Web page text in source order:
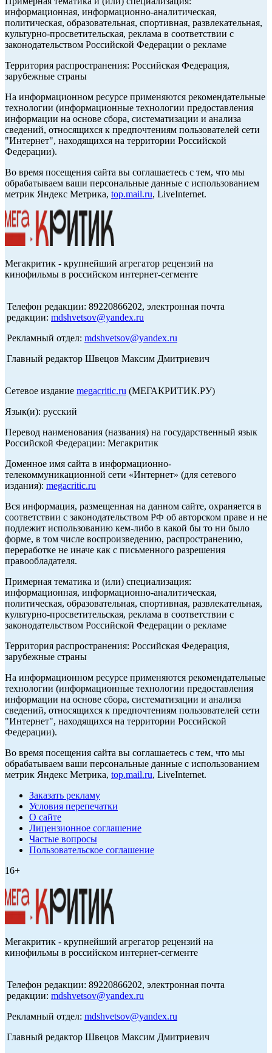
информационная, информационно-аналитическая,
политическая, образовательная, спортивная, развлекательная,
культурно-просветительская, реклама в соответствии с
законодательством Российской Федерации о рекламе
Территория распространения: Российская Федерация,
зарубежные страны
На информационном ресурсе применяются рекомендательные
технологии (информационные технологии предоставления
информации на основе сбора, систематизации и анализа
сведений, относящихся к предпочтениям пользователей сети
"Интернет", находящихся на территории Российской
Федерации).
Во время посещения сайта вы соглашаетесь с тем, что мы
обрабатываем ваши персональные данные с использованием
метрик Яндекс Метрика, top.mail.ru, LiveInternet.
Мегакритик - крупнейший агрегатор рецензий на
кинофильмы в российском интернет-сегменте
Телефон редакции: 89220866202, электронная почта
редакции: mdshvetsov@yandex.ru
Рекламный отдел: mdshvetsov@yandex.ru
Главный редактор Швецов Максим Дмитриевич
Сетевое издание megacritic.ru (МЕГАКРИТИК.РУ)
Язык(и): русский
Перевод наименования (названия) на государственный язык
Российской Федерации: Мегакритик
Доменное имя сайта в информационно-
телекоммуникационной сети «Интернет» (для сетевого
издания): megacritic.ru
Вся информация, размещенная на данном сайте, охраняется в
соответствии с законодательством РФ об авторском праве и не
подлежит использованию кем-либо в какой бы то ни было
форме, в том числе воспроизведению, распространению,
переработке не иначе как с письменного разрешения
правообладателя.
Примерная тематика и (или) специализация:
информационная, информационно-аналитическая,
политическая, образовательная, спортивная, развлекательная,
культурно-просветительская, реклама в соответствии с
законодательством Российской Федерации о рекламе
Территория распространения: Российская Федерация,
зарубежные страны
На информационном ресурсе применяются рекомендательные
технологии (информационные технологии предоставления
информации на основе сбора, систематизации и анализа
сведений, относящихся к предпочтениям пользователей сети
"Интернет", находящихся на территории Российской
Федерации).
Во время посещения сайта вы соглашаетесь с тем, что мы
обрабатываем ваши персональные данные с использованием
метрик Яндекс Метрика, top.mail.ru, LiveInternet.
Заказать рекламу
Условия перепечатки
О сайте
Лицензионное соглашение
Частые вопросы
Пользовательское соглашение
16+
Мегакритик - крупнейший агрегатор рецензий на
кинофильмы в российском интернет-сегменте
Телефон редакции: 89220866202, электронная почта
редакции: mdshvetsov@yandex.ru
Рекламный отдел: mdshvetsov@yandex.ru
Главный редактор Швецов Максим Дмитриевич